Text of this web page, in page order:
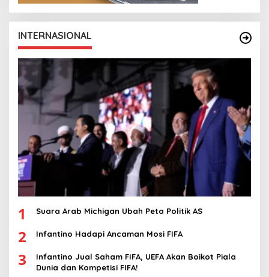
INTERNASIONAL
1 Suara Arab Michigan Ubah Peta Politik AS
2 Infantino Hadapi Ancaman Mosi FIFA
3
Infantino Jual Saham FIFA, UEFA Akan Boikot Piala
Dunia dan Kompetisi FIFA!